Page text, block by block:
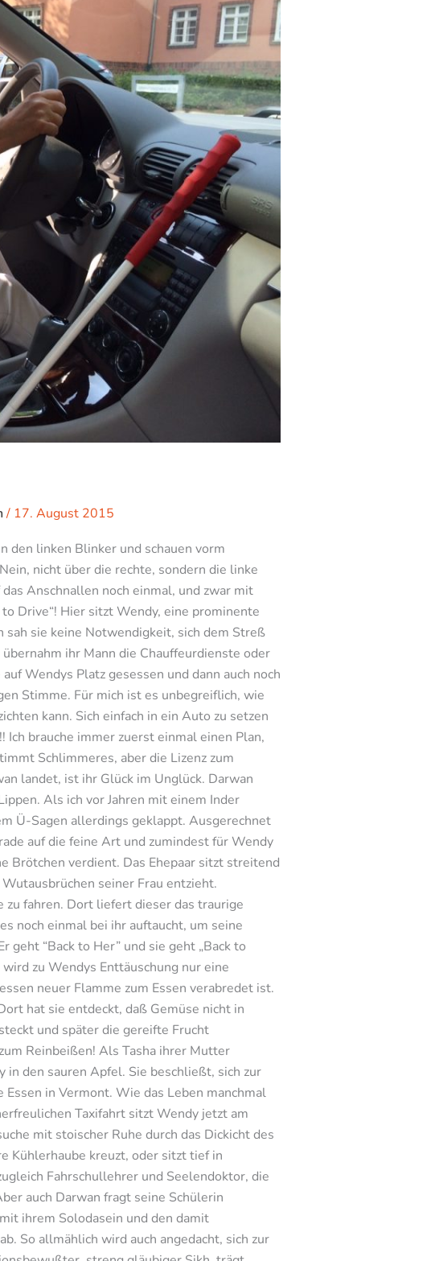
/ 17. August 2015
den linken Blinker und schauen vorm
nicht über die rechte, sondern die linke
Anschnallen noch einmal, und zwar mit
Drive“! Hier sitzt Wendy, eine prominente
sie keine Notwendigkeit, sich dem Streß
ihr Mann die Chauffeurdienste oder
Wendys Platz gesessen und dann auch noch
Stimme. Für mich ist es unbegreiflich, wie
kann. Sich einfach in ein Auto zu setzen
brauche immer zuerst einmal einen Plan,
Schlimmeres, aber die Lizenz zum
landet, ist ihr Glück im Unglück. Darwan
Als ich vor Jahren mit einem Inder
Ü-Sagen allerdings geklappt. Ausgerechnet
auf die feine Art und zumindest für Wendy
Brötchen verdient. Das Ehepaar sitzt streitend
seiner Frau entzieht.
zu fahren. Dort liefert dieser das traurige
noch einmal bei ihr auftaucht, um seine
“Back to Her” und sie geht „Back to
zu Wendys Enttäuschung nur eine
neuer Flamme zum Essen verabredet ist.
hat sie entdeckt, daß Gemüse nicht in
und später die gereifte Frucht
Reinbeißen! Als Tasha ihrer Mutter
den sauren Apfel. Sie beschließt, sich zur
in Vermont. Wie das Leben manchmal
Taxifahrt sitzt Wendy jetzt am
mit stoischer Ruhe durch das Dickicht des
Kühlerhaube kreuzt, oder sitzt tief in
Fahrschullehrer und Seelendoktor, die
auch Darwan fragt seine Schülerin
ihrem Solodasein und den damit
So allmählich wird auch angedacht, sich zur